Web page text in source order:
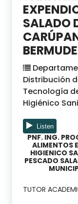
SALADO
Distribución
Tecnología
Higiénico
PNF. ING.
ALIMENTOS
HIGIENICO
PESCADO
TUTOR